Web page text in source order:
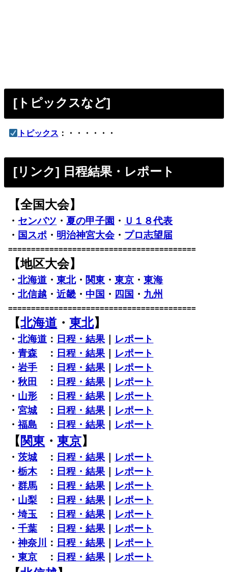
[トピックスなど]
トピックス ：・・・・・・
[リンク] 日程結果・レポート
【全国大会】
・ センバツ ・ 夏の甲子園 ・ Ｕ１８代表
・ 国スポ ・ 明治神宮大会・ プロ志望届
=========================================
【地区大会】
・北海道 ・東北・ 関東・東京 ・東海
・北信越 ・近畿 ・ 中国 ・ 四国 ・ 九州
=========================================
【北海道 ・ 東北】
・北海道 ： 日程・結果｜ レポート
・青森： 日程・結果｜ レポート
・岩手 ： 日程・結果｜ レポート
・秋田 ： 日程・結果｜ レポート
・ 山形 ： 日程・結果｜ レポート
・宮城 ： 日程・結果｜ レポート
・福島 ： 日程・結果｜ レポート
【 関東 ・ 東京】
・茨城 ： 日程・結果｜ レポート
・栃木： 日程・結果｜ レポート
・群馬 ： 日程・結果｜ レポート
・ 山梨 ： 日程・結果｜ レポート
・埼玉 ： 日程・結果｜ レポート
・千葉 ： 日程・結果｜ レポート
・神奈川 ： 日程・結果｜ レポート
・東京 ： 日程・結果｜ レポート